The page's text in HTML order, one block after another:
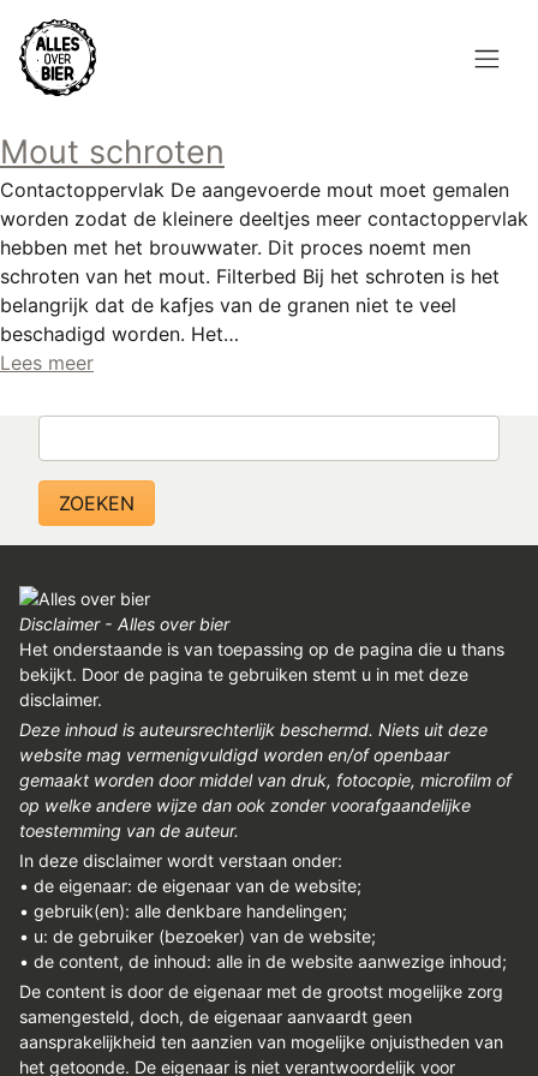
Overslaan
en
naar
gaan
Topmenu
REGISTREREN
MELDPUNT
FACEBOOK
LINKS
Hoofdnavigatie
BROUWEN
BLOG
AANBOD
Mout schroten
Contactoppervlak De aangevoerde mout moet gemalen
worden zodat de kleinere deeltjes meer contactoppervlak
hebben met het brouwwater. Dit proces noemt men
schroten van het mout. Filterbed Bij het schroten is het
belangrijk dat de kafjes van de granen niet te veel
beschadigd worden. Het…
Lees meer
Disclaimer - Alles over bier
Het onderstaande is van toepassing op de pagina die u thans
bekijkt. Door de pagina te gebruiken stemt u in met deze
disclaimer.
Deze inhoud is auteursrechterlijk beschermd. Niets uit deze
website mag vermenigvuldigd worden en/of openbaar
gemaakt worden door middel van druk, fotocopie, microfilm of
op welke andere wijze dan ook zonder voorafgaandelijke
toestemming van de auteur.
In deze disclaimer wordt verstaan onder:
• de eigenaar: de eigenaar van de website;
• gebruik(en): alle denkbare handelingen;
• u: de gebruiker (bezoeker) van de website;
• de content, de inhoud: alle in de website aanwezige inhoud;
De content is door de eigenaar met de grootst mogelijke zorg
samengesteld, doch, de eigenaar aanvaardt geen
aansprakelijkheid ten aanzien van mogelijke onjuistheden van
het getoonde. De eigenaar is niet verantwoordelijk voor